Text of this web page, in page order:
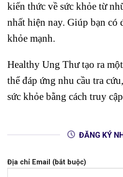
kiến thức về sức khỏe từ
nhất hiện nay. Giúp bạn có
khỏe mạnh.
Healthy Ung Thư tạo ra
thể đáp ứng nhu cầu tra
sức khỏe bằng cách truy
ĐĂNG KÝ
Địa chỉ Email (bắt buộc)